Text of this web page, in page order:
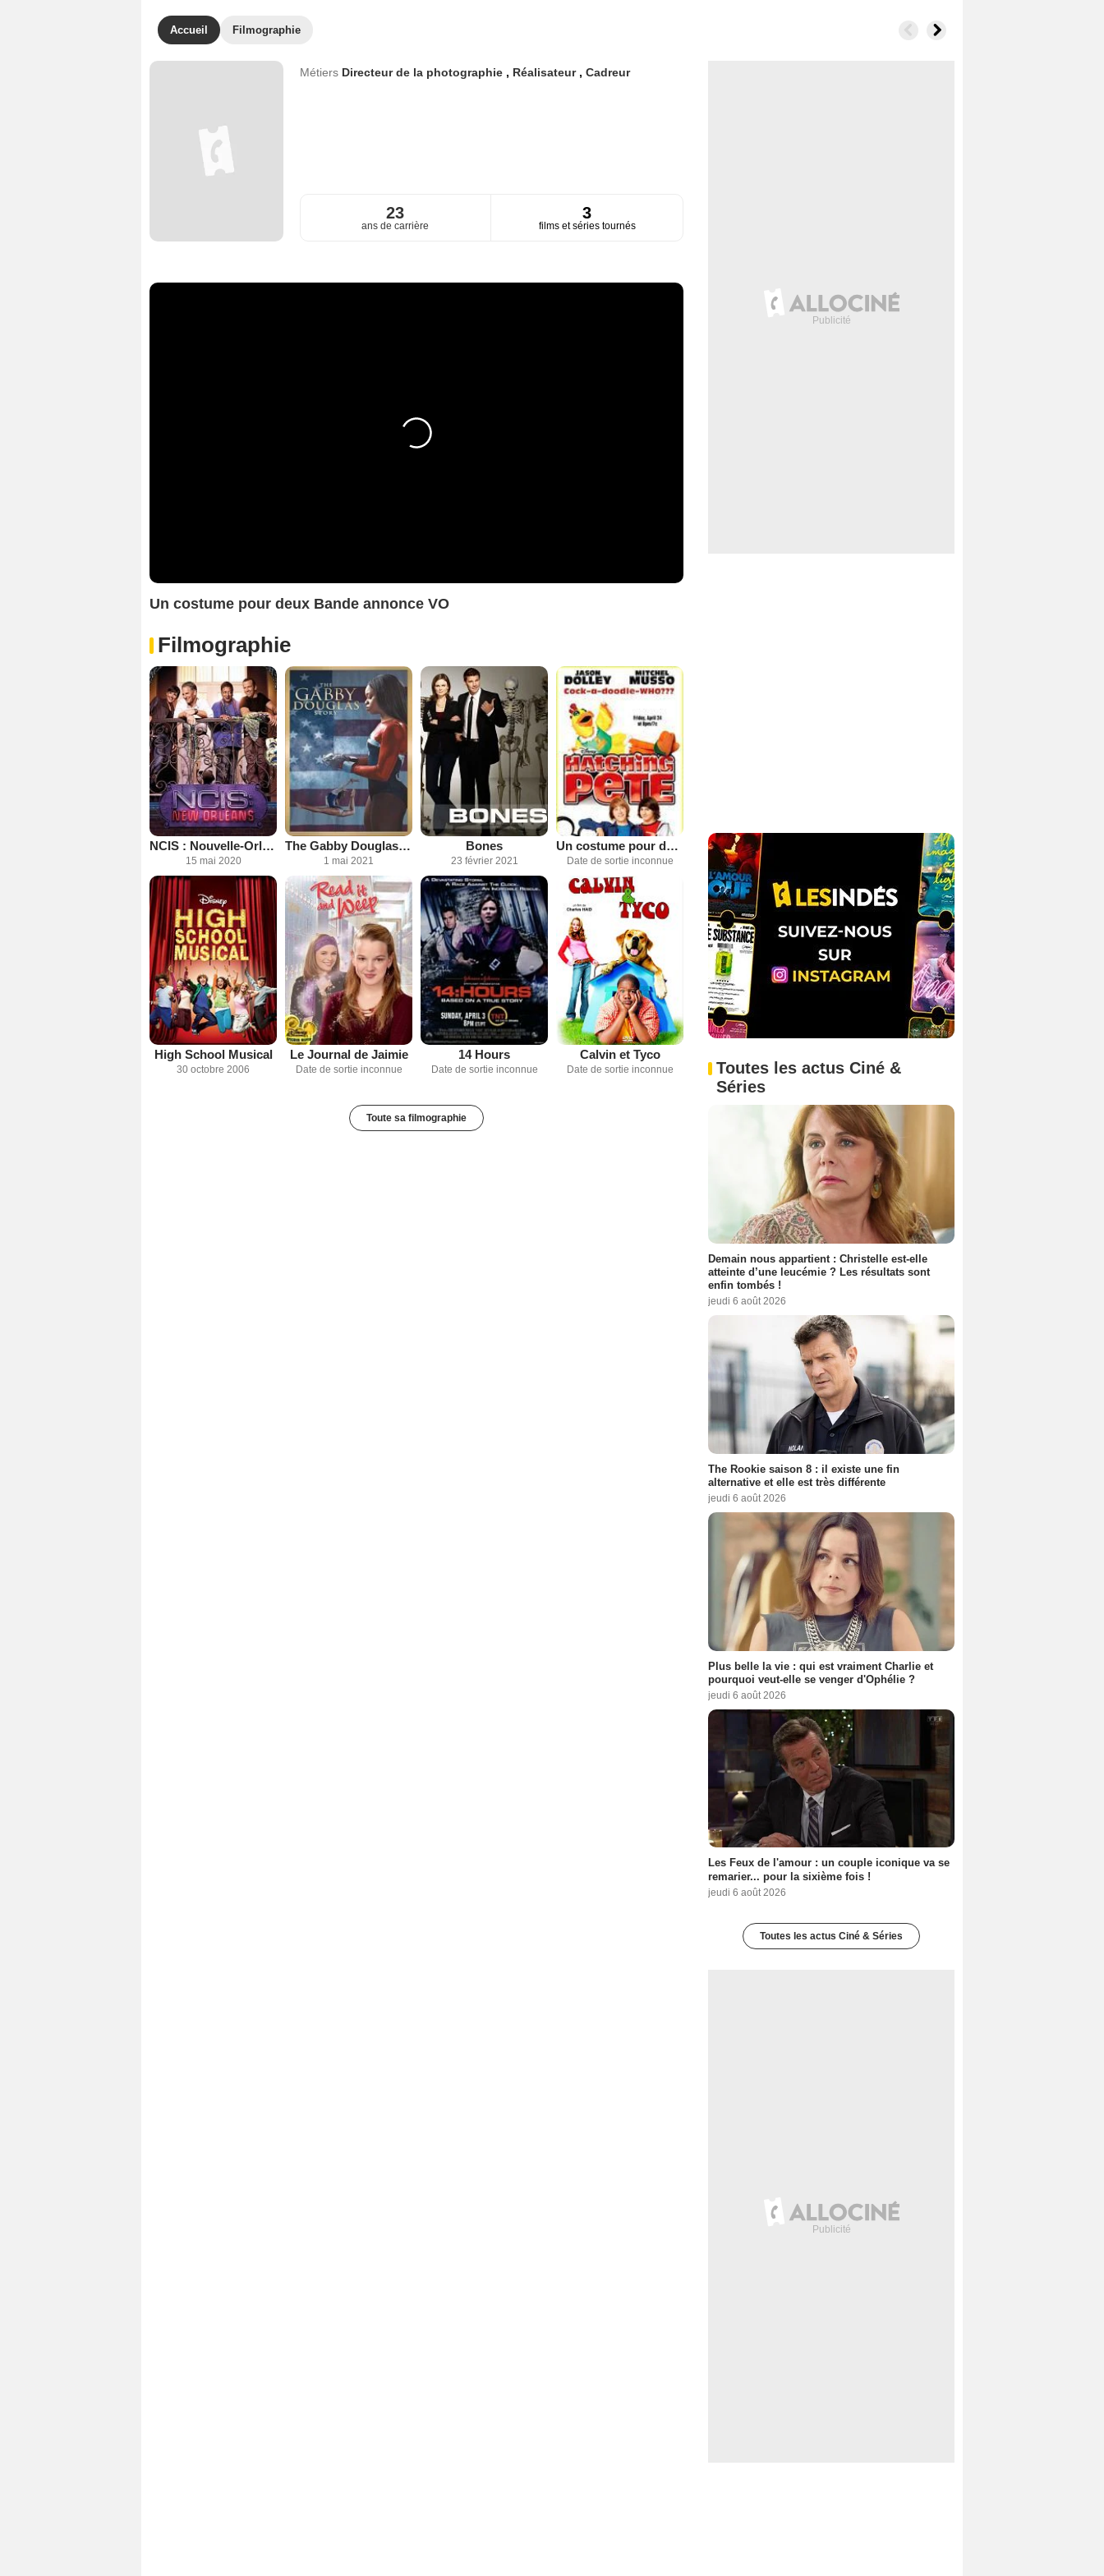
Accueil Filmographie
Métiers Directeur de la photographie , Réalisateur , Cadreur
23
ans de carrière
3
films et séries tournés
Un costume pour deux Bande annonce VO
Filmographie
NCIS : Nouvelle-Orléans
15 mai 2020
The Gabby Douglas Story
1 mai 2021
Bones
23 février 2021
Un costume pour deux
Date de sortie inconnue
High School Musical
30 octobre 2006
Le Journal de Jaimie
Date de sortie inconnue
14 Hours
Date de sortie inconnue
Calvin et Tyco
Date de sortie inconnue
Toute sa filmographie
Toutes les actus Ciné &
Séries
Demain nous appartient : Christelle est-elle
atteinte d’une leucémie ? Les résultats sont
enfin tombés !
jeudi 6 août 2026
The Rookie saison 8 : il existe une fin
alternative et elle est très différente
jeudi 6 août 2026
Plus belle la vie : qui est vraiment Charlie et
pourquoi veut-elle se venger d'Ophélie ?
jeudi 6 août 2026
Les Feux de l'amour : un couple iconique va se
remarier... pour la sixième fois !
jeudi 6 août 2026
Toutes les actus Ciné & Séries